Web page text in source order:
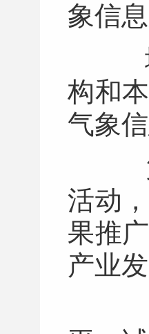
象信
地
构和
气象
第
活动
果推
产业